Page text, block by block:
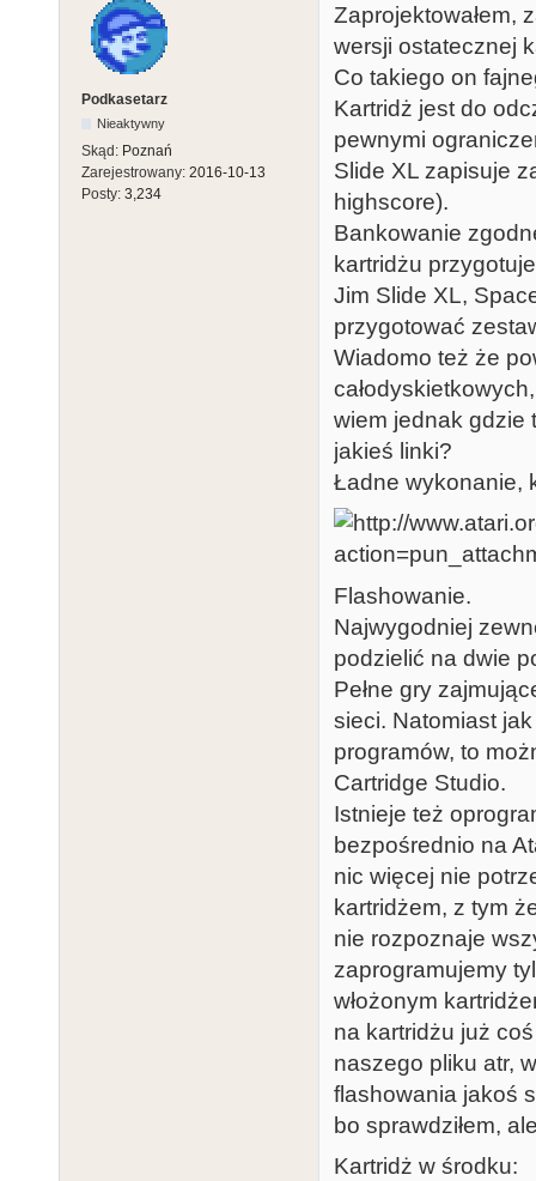
Podkasetarz
Nieaktywny
Skąd: Poznań
Zarejestrowany: 2016-10-13
Posty: 3,234
Zaprojektowałem,
wersji ostatecznej
Co takiego on
Kartridż jest do
pewnymi
Slide XL zapisuje
highscore).
Bankowanie
kartridżu
Jim Slide XL,
przygotować
Wiadomo też że
wiem jednak gdzie
jakieś linki?
Ładne wykonanie,
Flashowanie.
Najwygodniej
podzielić na dwie
Pełne gry
sieci. Natomiast
programów, to
Cartridge Studio.
Istnieje też
bezpośrednio na
nic więcej nie
kartridżem, z tym
nie rozpoznaje
zaprogramujemy
włożonym
na kartridżu już
naszego pliku atr,
flashowania jakoś
bo sprawdziłem,
Kartridż w środku: